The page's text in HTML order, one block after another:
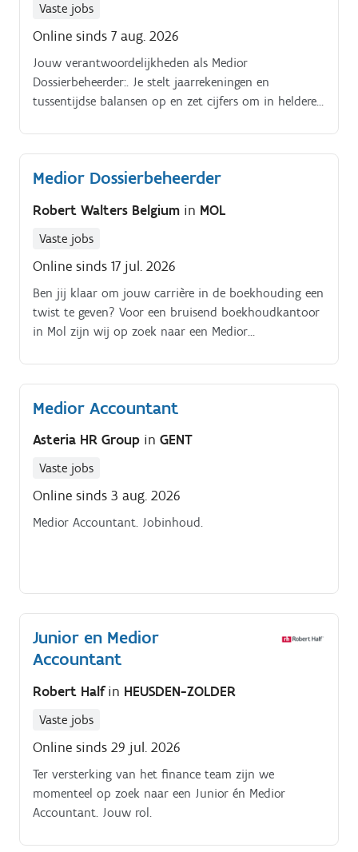
Vaste jobs
Online sinds 7 aug. 2026
Jouw verantwoordelijkheden als Medior
Dossierbeheerder:. Je stelt jaarrekeningen en
tussentijdse balansen op en zet cijfers om in heldere,
Medior Dossierbeheerder
Robert Walters Belgium in MOL
Vaste jobs
Online sinds 17 jul. 2026
Ben jij klaar om jouw carrière in de boekhouding een
twist te geven? Voor een bruisend boekhoudkantoor
in Mol zijn wij op zoek naar een Medior
Medior Accountant
Asteria HR Group in GENT
Vaste jobs
Online sinds 3 aug. 2026
Medior Accountant. Jobinhoud.
Junior en Medior
Accountant
Robert Halfin HEUSDEN-ZOLDER
Vaste jobs
Online sinds 29 jul. 2026
Ter versterking van het finance team zijn we
momenteel op zoek naar een Junior én Medior
Accountant. Jouw rol.